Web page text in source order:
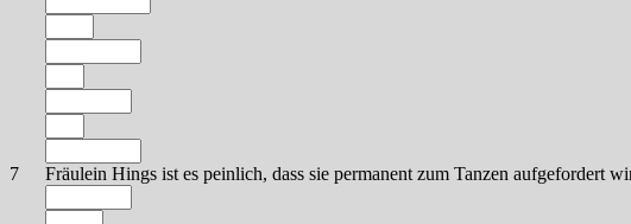
7 Fräulein Hings ist es peinlich, dass sie permanent zum Tanzen aufgefordert